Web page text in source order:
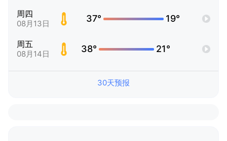
周四
08月13日 37° 19°
周五
08月14日 38° 21°
30天预报